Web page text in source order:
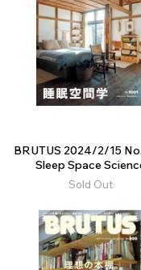
BRUTUS 2024/2/15
Sleep Space
Sold Out